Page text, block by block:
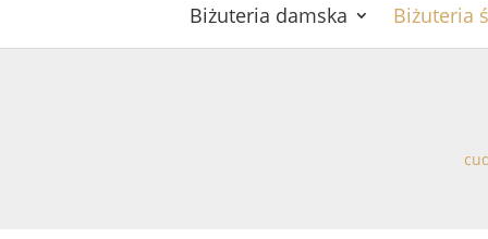
Biżuteria damska Biżuteria